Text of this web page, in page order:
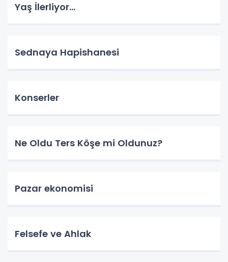
Yaş İlerliyor…
Sednaya Hapishanesi
Konserler
Ne Oldu Ters Köşe mi Oldunuz?
Pazar ekonomisi
Felsefe ve Ahlak